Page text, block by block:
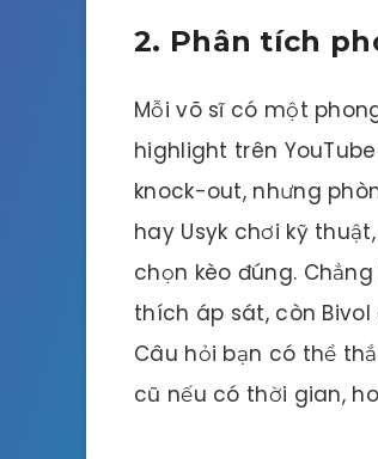
2. Phân tích
Mỗi võ sĩ có một
highlight trên
knock-out, nhưng
hay Usyk chơi kỹ
chọn kèo đúng.
thích áp sát, còn
Câu hỏi bạn có thể
cũ nếu có thời gian,